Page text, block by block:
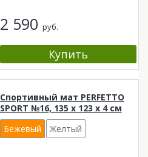
2 590 руб.
Спортивный мат PERFETTO
SPORT №16, 135 х 123 х 4 см
Бежевый
Желтый